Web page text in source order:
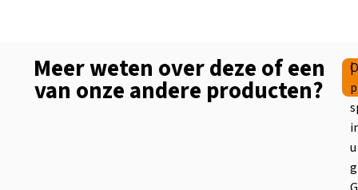
Meer weten over deze of een
van onze andere producten?
|
u